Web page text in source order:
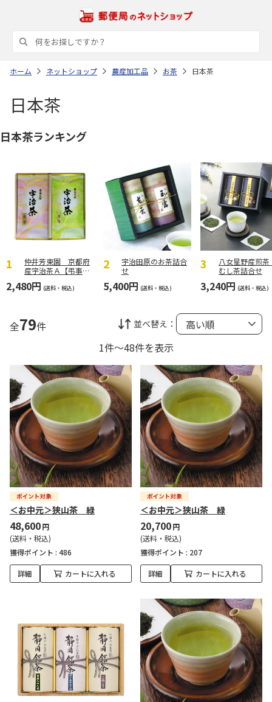
ホーム ネットショップ 農産加工品 お茶 日本茶
日本茶
日本茶ランキング
仲井芳東園 京都府
産宇治茶Ａ【弔事
2,480円 (送料・税込)
宇治田原のお茶詰合
せ
5,400円 (送料・税込)
八女星野産煎茶
むし茶詰合せ
3,240円 (送料・税込)
全79件 並べ替え：
1件～48件を表示
＜お中元＞狭山茶 緑
48,600円
(送料・税込)
獲得ポイント : 486
詳細 カートに入れる
＜お中元＞狭山茶 緑
20,700円
(送料・税込)
獲得ポイント : 207
詳細 カートに入れる